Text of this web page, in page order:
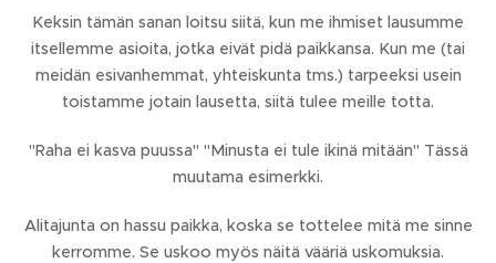
Keksin tämän sanan loitsu siitä, kun me ihmiset lausumme
itsellemme asioita, jotka eivät pidä paikkansa. Kun me (tai
meidän esivanhemmat, yhteiskunta tms.) tarpeeksi usein
toistamme jotain lausetta, siitä tulee meille totta.
"Raha ei kasva puussa" "Minusta ei tule ikinä mitään" Tässä
muutama esimerkki.
Alitajunta on hassu paikka, koska se tottelee mitä me sinne
kerromme. Se uskoo myös näitä vääriä uskomuksia.